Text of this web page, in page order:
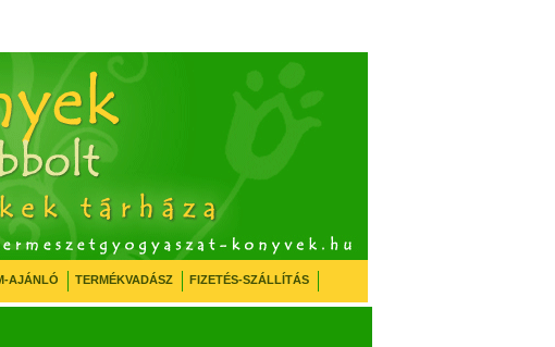
AJÁNLÓ TERMÉKVADÁSZ FIZETÉS-SZÁLLÍTÁS